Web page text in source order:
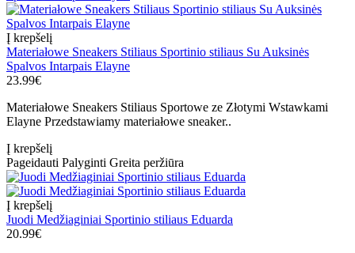
Į krepšelį
Materiałowe Sneakers Stiliaus Sportinio stiliaus Su Auksinės
Spalvos Intarpais Elayne
23.99€
Materiałowe Sneakers Stiliaus Sportowe ze Złotymi Wstawkami
Elayne Przedstawiamy materiałowe sneaker..
Į krepšelį
Pageidauti Palyginti Greita peržiūra
Į krepšelį
Juodi Medžiaginiai Sportinio stiliaus Eduarda
20.99€